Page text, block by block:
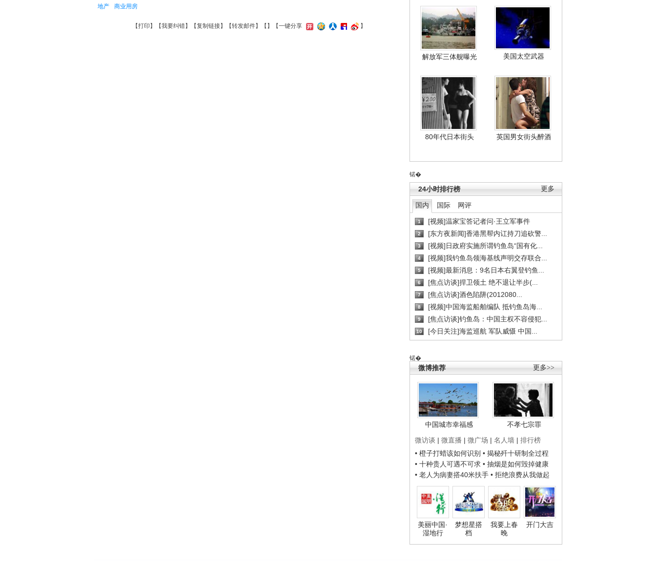
解放军三体舰曝光 美国太空武器
80年代日本街头 英国男女街头醉酒
锘�
更多
24小时排行榜
国内 国际 网评
1 [视频]温家宝答记者问·王立军事件
2 [东方夜新闻]香港黑帮内讧持刀追砍警...
3 [视频]日政府实施所谓钓鱼岛“国有化...
4 [视频]我钓鱼岛领海基线声明交存联合...
5 [视频]最新消息：9名日本右翼登钓鱼...
6 [焦点访谈]捍卫领土 绝不退让半步(...
7 [焦点访谈]酒色陷阱(2012080...
8 [视频]中国海监船舶编队 抵钓鱼岛海...
9 [焦点访谈]钓鱼岛：中国主权不容侵犯...
10 [今日关注]海监巡航 军队威慑 中国...
锘�
更多>>
微博推荐
中国城市幸福感
不孝七宗罪
微访谈 | 微直播 | 微广场 | 名人墙 | 排行榜
• 橙子打蜡该如何识别 • 揭秘歼十研制全过程
• 十种贵人可遇不可求 • 抽烟是如何毁掉健康
• 老人为病妻搭40米扶手 • 拒绝浪费从我做起
美丽中国·
湿地行
梦想星搭
档
我要上春
晚
开门大吉
地产
商业用房
【打印 】【我要纠错】【复制链接】【转发邮件】【 】 【一键分享 】